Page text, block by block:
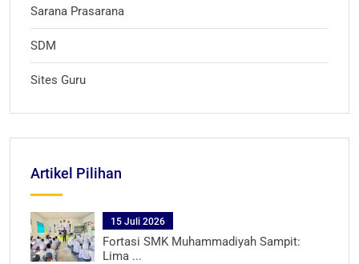
Sarana Prasarana
SDM
Sites Guru
Artikel Pilihan
15 Juli 2026
Fortasi SMK Muhammadiyah Sampit:
Lima ...